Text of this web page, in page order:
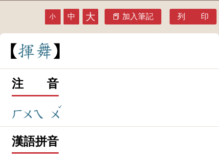
小 中 大 加入筆記 列 印
揮舞
注 音
ㄏㄨㄟ ㄨ
ˇ
漢語拼音